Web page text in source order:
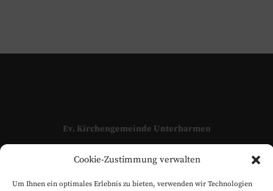
Cookie-Zustimmung verwalten
Um Ihnen ein optimales Erlebnis zu bieten, verwenden wir Technologien
Ev. Kirchengemeinde Unterbarmen
finden Sie hier:KONTAKT
www.evangelisch-in-unterbarmen.de